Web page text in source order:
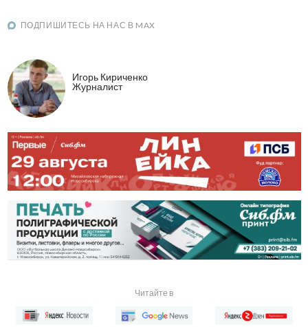
ПОДПИШИТЕСЬ НА НАС В MAX
Игорь Кириченко
Журналист
Читайте в